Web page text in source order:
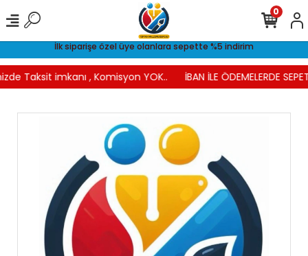
İlk siparişe özel üye olanlara sepette %5 indirim
Taksit imkanı , Komisyon YOK.. İBAN İLE ÖDEMELERDE
0